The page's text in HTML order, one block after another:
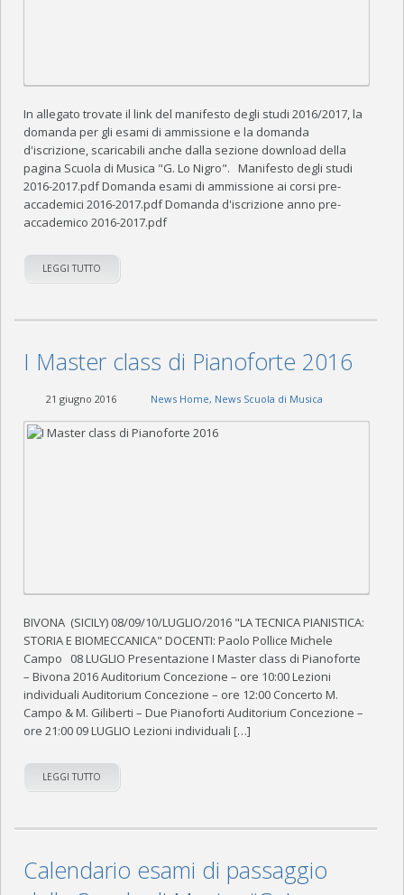
In allegato trovate il link del manifesto degli studi 2016/2017, la
domanda per gli esami di ammissione e la domanda
d'iscrizione, scaricabili anche dalla sezione download della
pagina Scuola di Musica "G. Lo Nigro". Manifesto degli studi
2016-2017.pdf Domanda esami di ammissione ai corsi pre-
accademici 2016-2017.pdf Domanda d'iscrizione anno pre-
accademico 2016-2017.pdf
LEGGI TUTTO
I Master class di Pianoforte 2016
21 giugno 2016 News Home, News Scuola di Musica
BIVONA (SICILY) 08/09/10/LUGLIO/2016 "LA TECNICA PIANISTICA:
STORIA E BIOMECCANICA" DOCENTI: Paolo Pollice Michele
Campo 08 LUGLIO Presentazione I Master class di Pianoforte
– Bivona 2016 Auditorium Concezione – ore 10:00 Lezioni
individuali Auditorium Concezione – ore 12:00 Concerto M.
Campo & M. Giliberti – Due Pianoforti Auditorium Concezione –
ore 21:00 09 LUGLIO Lezioni individuali […]
LEGGI TUTTO
Calendario esami di passaggio